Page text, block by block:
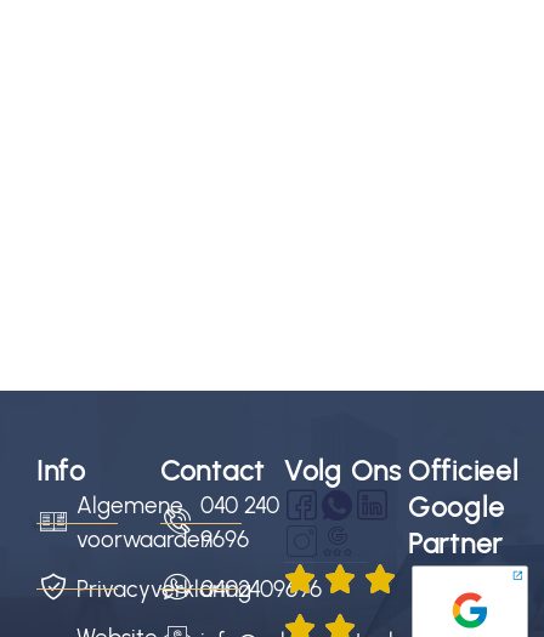
Info
Algemene
voorwaarden
Privacyverklaring
Contact
040 240
9696
0402409696
Volg Ons Officieel
Google
Partner